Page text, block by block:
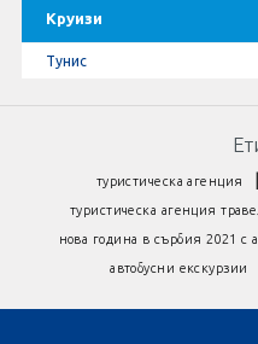
Круизи
Тунис
туристическа агенция
туристическа агенция
нова година в сърбия 2021 с
автобусни екскурзии